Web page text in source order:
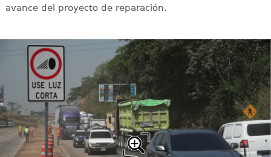
avance del proyecto de reparación.